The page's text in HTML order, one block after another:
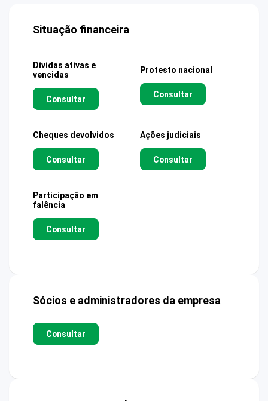
Situação financeira
Dívidas ativas e
vencidas
Consultar
Protesto nacional
Consultar
Cheques devolvidos
Consultar
Ações judiciais
Consultar
Participação em
falência
Consultar
Sócios e administradores da empresa
Consultar